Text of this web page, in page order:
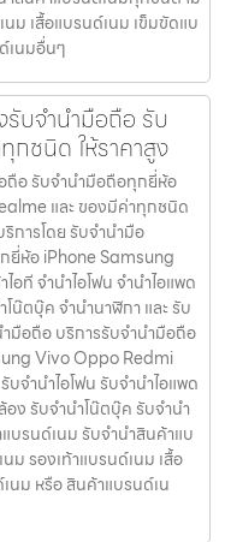
นม เสื้อแบรนด์เนม เข็มขัดแบ
เนมอื่นๆ
รับจำนำมือถือ รับ
กชนิด ให้ราคาสูง
ถือ รับจำนำมือถือทุกยี่ห้อ
และ ของมีค่าทุกชนิด
การโดย รับจํานํามือ
ยี่ห้อ iPhone Samsung
ที จำนำไอโฟน จำนำไอแพด
น๊ตบุ๊ค จำนำนาฬิกา และ รับ
ำมือถือ บริการรับจำนำมือถือ
Vivo Oppo Redmi
บจำนำไอโฟน รับจำนำไอแพด
ง รับจำนำโน๊ตบุ๊ค รับจำนำ
บรนด์เนม รับจำนำสินค้าแบ
ม รองเท้าแบรนด์เนม เสื้อ
นม หรือ สินค้าแบรนด์เน